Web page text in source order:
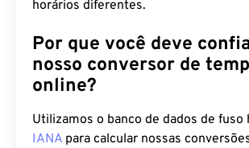
horários diferentes.
Por que você deve
nosso conversor de
online?
Utilizamos o banco de dados de fuso
IANA para calcular nossas